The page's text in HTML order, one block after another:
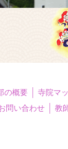
の概要 寺院マ
問い合わせ 教